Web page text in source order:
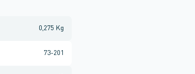
0,275 Kg
73-201